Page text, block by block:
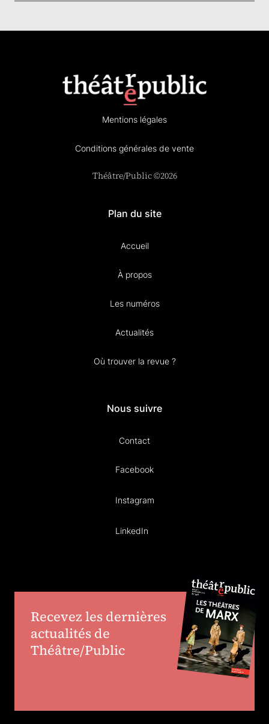
Mentions légales
Conditions générales de vente
Théâtre/Public ©2026
Plan du site
Accueil
À propos
Les numéros
Actualités
Où trouver la revue ?
Nous suivre
Contact
Facebook
Instagram
LinkedIn
Recevez les dernières
actualités de
Théâtre/Public